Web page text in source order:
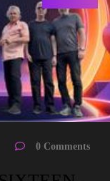
0 Comments